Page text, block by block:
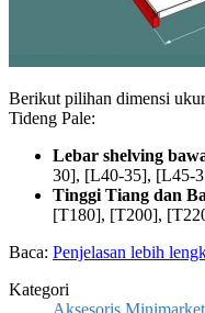
Berikut pilihan dimensi
Tideng Pale:
Lebar shelving
30], [L40-35], [L45-
Tinggi Tiang dan
[T180], [T200],
Baca: Penjelasan lebih
Kategori
Aksesoris Minimarket